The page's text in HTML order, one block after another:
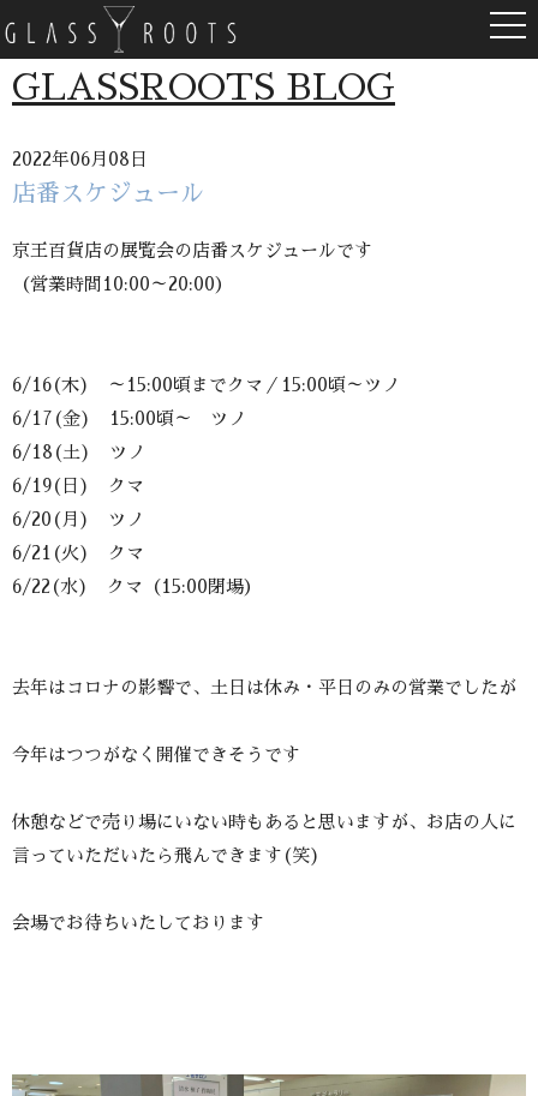
GLASSROOTS BLOG
2022年06月08日
店番スケジュール
京王百貨店の展覧会の店番スケジュールです
（営業時間10:00～20:00）
6/16(木) ～15:00頃までクマ／15:00頃～ツノ
6/17(金) 15:00頃～ ツノ
6/18(土) ツノ
6/19(日) クマ
6/20(月) ツノ
6/21(火) クマ
6/22(水) クマ（15:00閉場）
去年はコロナの影響で、土日は休み・平日のみの営業でしたが
今年はつつがなく開催できそうです
休憩などで売り場にいない時もあると思いますが、お店の人に
言っていただいたら飛んできます(笑)
会場でお待ちいたしております